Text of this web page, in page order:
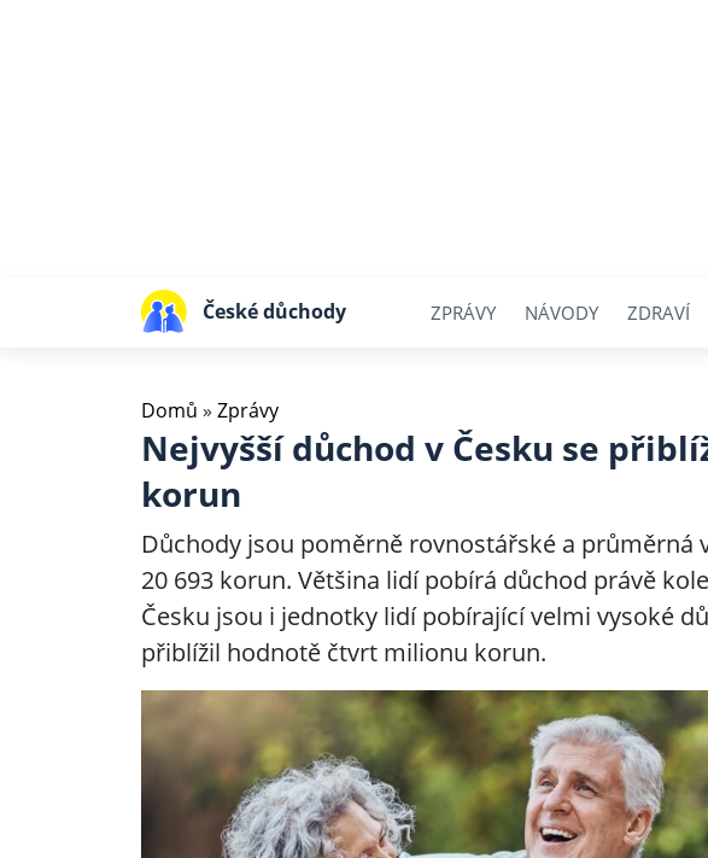
České důchody ZPRÁVY NÁVODY ZDRAVÍ
Domů » Zprávy
Nejvyšší důchod v Česku se
korun
Důchody jsou poměrně rovnostářské a průměrná
20 693 korun. Většina lidí pobírá důchod právě
Česku jsou i jednotky lidí pobírající velmi vysoké
přiblížil hodnotě čtvrt milionu korun.